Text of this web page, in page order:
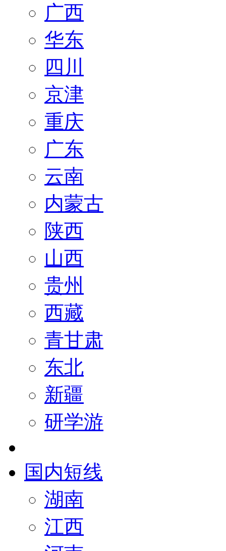
广西
华东
四川
京津
重庆
广东
云南
内蒙古
陕西
山西
贵州
西藏
青甘肃
东北
新疆
研学游
国内短线
湖南
江西